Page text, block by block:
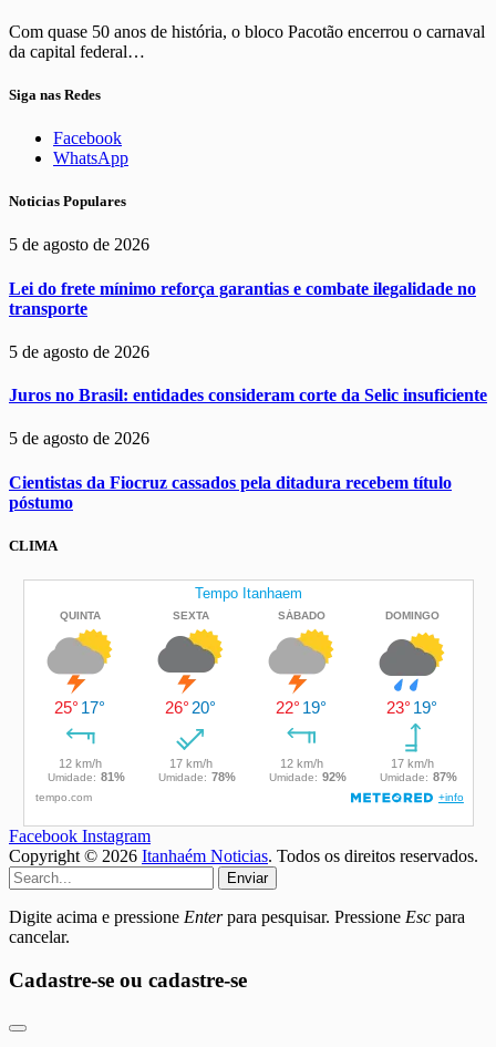
Com quase 50 anos de história, o bloco Pacotão encerrou o carnaval
da capital federal…
Siga nas Redes
Facebook
WhatsApp
Noticias Populares
5 de agosto de 2026
Lei do frete mínimo reforça garantias e combate ilegalidade no
transporte
5 de agosto de 2026
Juros no Brasil: entidades consideram corte da Selic insuficiente
5 de agosto de 2026
Cientistas da Fiocruz cassados pela ditadura recebem título
póstumo
CLIMA
Facebook Instagram
Copyright © 2026 Itanhaém Noticias. Todos os direitos reservados.
Enviar
Digite acima e pressione Enterpara pesquisar. Pressione Esc para
cancelar.
Cadastre-se ou cadastre-se